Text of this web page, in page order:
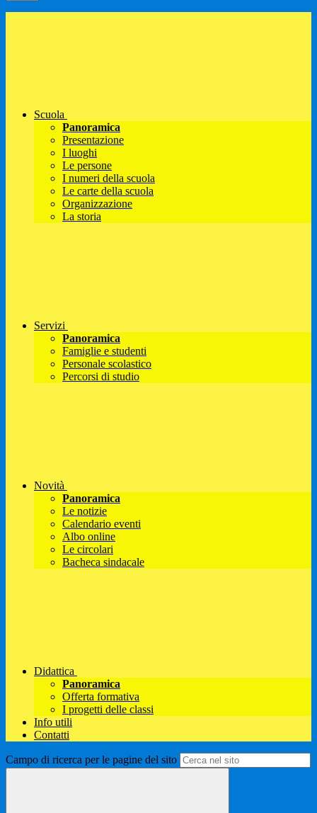
Scuola
Panoramica
Presentazione
I luoghi
Le persone
I numeri della scuola
Le carte della scuola
Organizzazione
La storia
Servizi
Panoramica
Famiglie e studenti
Personale scolastico
Percorsi di studio
Novità
Panoramica
Le notizie
Calendario eventi
Albo online
Le circolari
Bacheca sindacale
Didattica
Panoramica
Offerta formativa
I progetti delle classi
Info utili
Contatti
Campo di ricerca per le pagine del sito